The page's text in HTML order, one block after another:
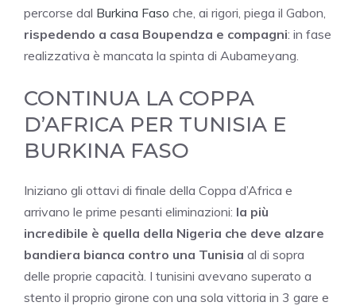
percorse dal Burkina Faso che, ai rigori, piega il Gabon,
rispedendo a casa Boupendza e compagni: in fase
realizzativa è mancata la spinta di Aubameyang.
CONTINUA LA COPPA
D’AFRICA PER TUNISIA E
BURKINA FASO
Iniziano gli ottavi di finale della Coppa d’Africa e
arrivano le prime pesanti eliminazioni: la più
incredibile è quella della Nigeria che deve alzare
bandiera bianca contro una Tunisia al di sopra
delle proprie capacità. I tunisini avevano superato a
stento il proprio girone con una sola vittoria in 3 gare e